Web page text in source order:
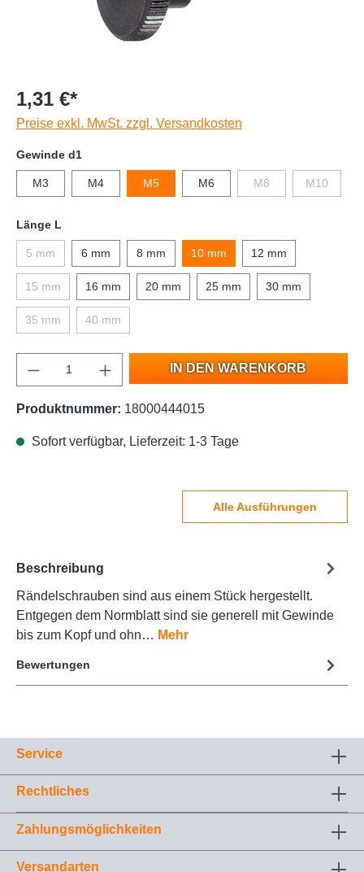
1,31 €*
Preise exkl. MwSt. zzgl. Versandkosten
Gewinde d1
M3 M4 M5 M6 M8 M10
Länge L
5 mm 6 mm 8 mm 10 mm 12 mm
15 mm 16 mm 20 mm 25 mm 30 mm
35 mm 40 mm
IN DEN WARENKORB
Produktnummer: 18000444015
Sofort verfügbar, Lieferzeit: 1-3 Tage
Alle Ausführungen
Beschreibung
Rändelschrauben sind aus einem Stück hergestellt.
Entgegen dem Normblatt sind sie generell mit Gewinde
bis zum Kopf und ohn… Mehr
Bewertungen
Service
Rechtliches
Zahlungsmöglichkeiten
Versandarten